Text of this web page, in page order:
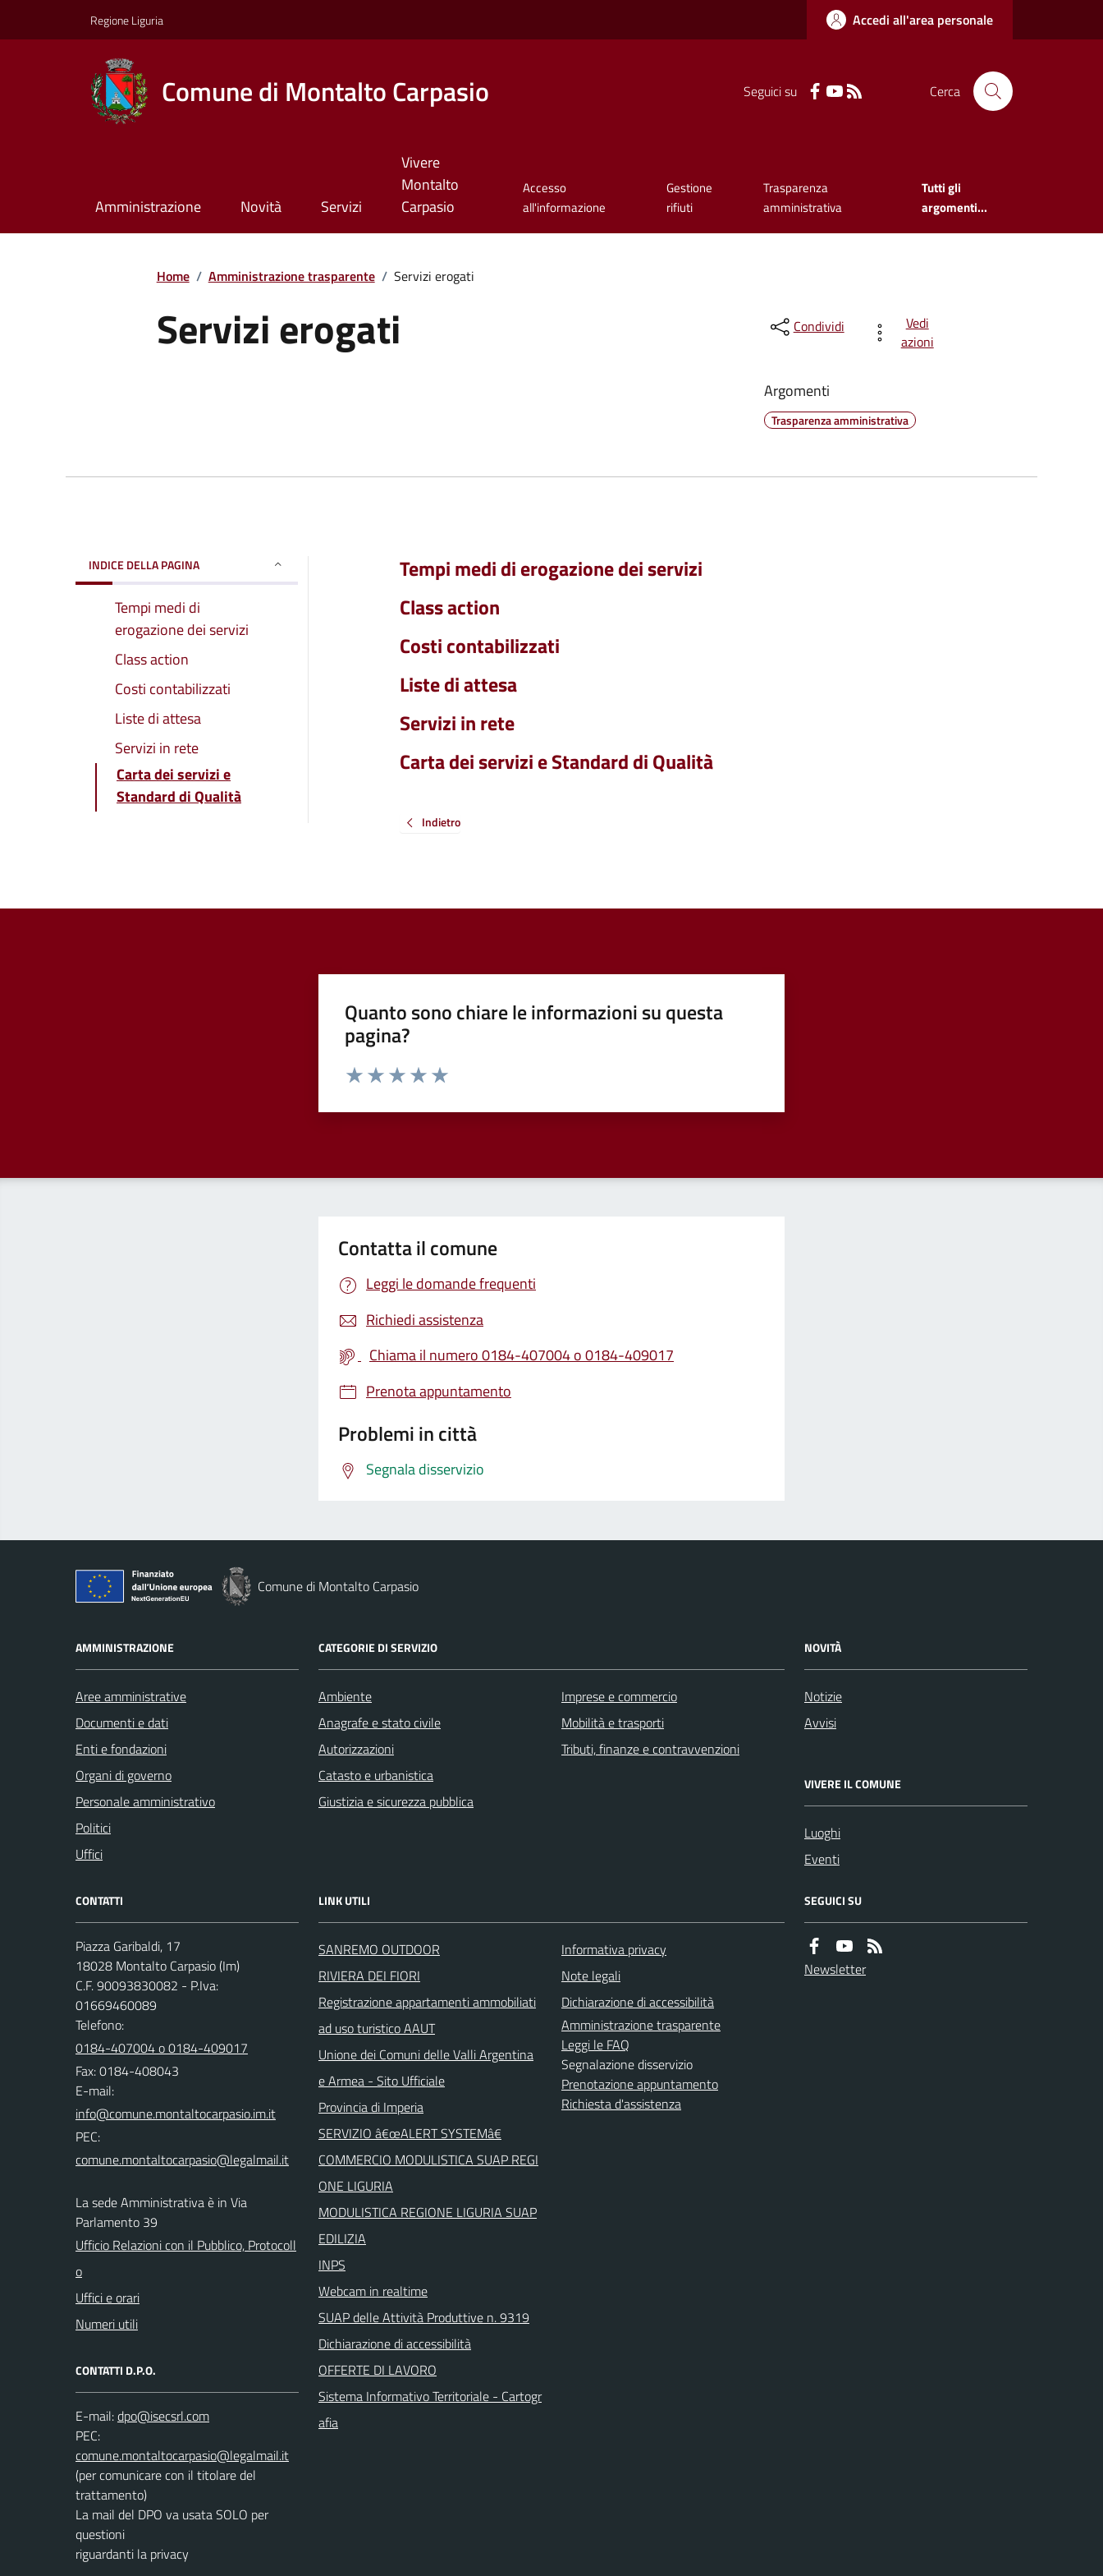
Regione Liguria Accedi all'area personale
Comune di Montalto Carpasio Seguici su Cerca
Amministrazione Novità Servizi
Vivere
Montalto
Carpasio
Accesso
all'informazione
Gestione
rifiuti
Trasparenza
amministrativa
Tutti gli
argomenti...
Home / Amministrazione trasparente / Servizi erogati
Servizi erogati Condividi
Vedi
azioni
Argomenti
Trasparenza amministrativa
INDICE DELLA PAGINA
Tempi medi di
erogazione dei servizi
Class action
Costi contabilizzati
Liste di attesa
Servizi in rete
Carta dei servizi e
Standard di Qualità
Tempi medi di erogazione dei servizi
Class action
Costi contabilizzati
Liste di attesa
Servizi in rete
Carta dei servizi e Standard di Qualità
Indietro
Quanto sono chiare le informazioni su questa
pagina?
Valuta da 1 a 5 stelle la pagina
Contatta il comune
Leggi le domande frequenti
Richiedi assistenza
Chiama il numero 0184-407004 o 0184-409017
Prenota appuntamento
Problemi in città
Segnala disservizio
Comune di Montalto Carpasio
AMMINISTRAZIONE
Aree amministrative
Documenti e dati
Enti e fondazioni
Organi di governo
Personale amministrativo
Politici
Uffici
CATEGORIE DI SERVIZIO
Ambiente
Anagrafe e stato civile
Autorizzazioni
Catasto e urbanistica
Giustizia e sicurezza pubblica
Imprese e commercio
Mobilità e trasporti
Tributi, finanze e contravvenzioni
NOVITÀ
Notizie
Avvisi
VIVERE IL COMUNE
Luoghi
Eventi
CONTATTI
Piazza Garibaldi, 17
18028 Montalto Carpasio (Im)
C.F. 90093830082 - P.Iva:
01669460089
Telefono:
0184-407004 o 0184-409017
Fax: 0184-408043
E-mail:
PEC:
La sede Amministrativa è in Via
Parlamento 39
Ufficio Relazioni con il Pubblico, Protocoll
o
Uffici e orari
Numeri utili
CONTATTI D.P.O.
E-mail:
PEC:
(per comunicare con il titolare del
trattamento)
La mail del DPO va usata SOLO per
questioni
riguardanti la privacy
LINK UTILI
SANREMO OUTDOOR
RIVIERA DEI FIORI
Registrazione appartamenti ammobiliati
ad uso turistico AAUT
Unione dei Comuni delle Valli Argentina
e Armea - Sito Ufficiale
Provincia di Imperia
SERVIZIO â€œALERT SYSTEMâ€
COMMERCIO MODULISTICA SUAP REGI
ONE LIGURIA
MODULISTICA REGIONE LIGURIA SUAP
EDILIZIA
INPS
Webcam in realtime
SUAP delle Attività Produttive n. 9319
Dichiarazione di accessibilità
OFFERTE DI LAVORO
Sistema Informativo Territoriale - Cartogr
afia
Informativa privacy
Note legali
Dichiarazione di accessibilità
Amministrazione trasparente
Leggi le FAQ
Segnalazione disservizio
Prenotazione appuntamento
Richiesta d'assistenza
SEGUICI SU
Newsletter